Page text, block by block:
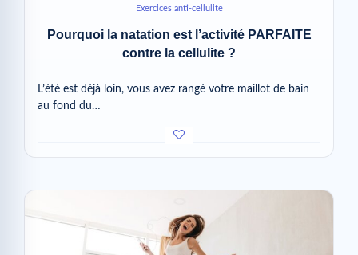
Exercices anti-cellulite
Pourquoi la natation est l’activité PARFAITE
contre la cellulite ?
L’été est déjà loin, vous avez rangé votre maillot de bain
au fond du…